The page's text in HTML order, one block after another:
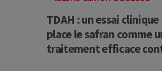
TDAH : un essai clinique
place le safran comme
traitement efficace